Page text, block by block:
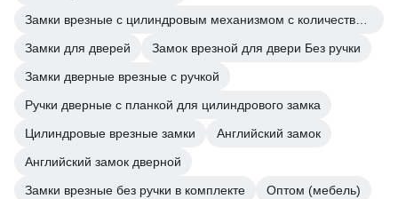
Замки врезные с цилиндровым механизмом с количеством ключей 5 шт
Замки для дверей
Замок врезной для двери Без ручки
Замки дверные врезные с ручкой
Ручки дверные с планкой для цилиндрового замка
Цилиндровые врезные замки
Английский замок
Английский замок дверной
Замки врезные без ручки в комплекте
Оптом (мебель)